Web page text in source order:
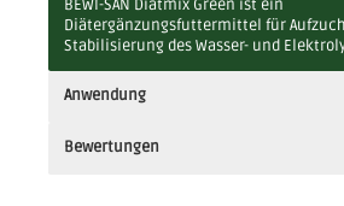
BEWI-SAN Diätmix Green ist ein
Diätergänzungsfuttermittel für
Stabilisierung des Wasser- und
Anwendung
Bewertungen